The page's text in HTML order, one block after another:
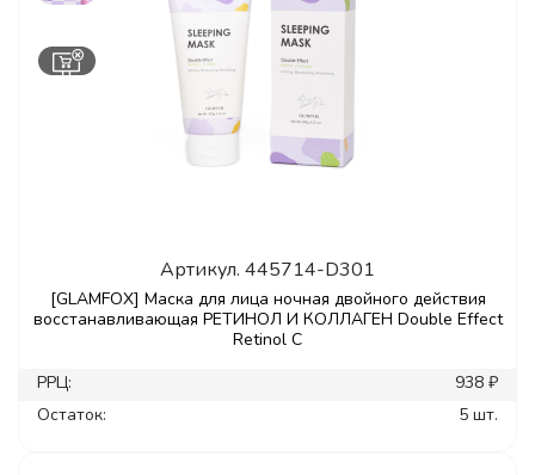
Артикул. 445714-D301
[GLAMFOX] Маска для лица ночная двойного действия
восстанавливающая РЕТИНОЛ И КОЛЛАГЕН Double Effect
Retinol C
РРЦ:
938 ₽
Остаток:
5 шт.